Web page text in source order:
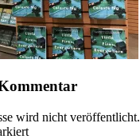
wird nicht veröffentlicht.